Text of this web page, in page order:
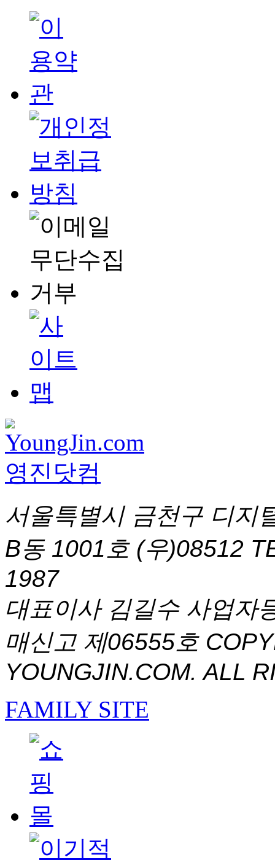
서울특별시 금천구 디지
B동 1001호 (우)08512
1987
대표이사 김길수 사업자
매신고 제06555호
YOUNGJIN.COM. ALL
FAMILY SITE